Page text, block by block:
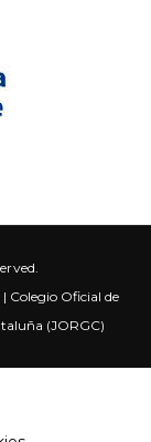
Colegio Oficial de
(JORGC)